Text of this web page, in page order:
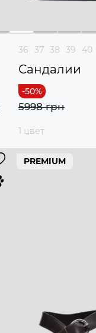
36 37 38 39 40
Сандалии
5998 грн
1 цвет
PREMIUM